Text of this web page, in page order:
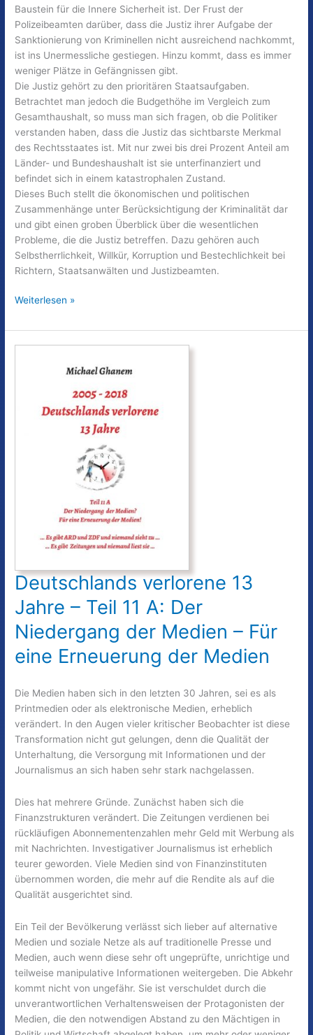
Baustein für die Innere Sicherheit ist. Der Frust der
Polizeibeamten darüber, dass die Justiz ihrer Aufgabe der
Sanktionierung von Kriminellen nicht ausreichend nachkommt,
ist ins Unermessliche gestiegen. Hinzu kommt, dass es immer
weniger Plätze in Gefängnissen gibt.
Die Justiz gehört zu den prioritären Staatsaufgaben.
Betrachtet man jedoch die Budgethöhe im Vergleich zum
Gesamthaushalt, so muss man sich fragen, ob die Politiker
verstanden haben, dass die Justiz das sichtbarste Merkmal
des Rechtsstaates ist. Mit nur zwei bis drei Prozent Anteil am
Länder- und Bundeshaushalt ist sie unterfinanziert und
befindet sich in einem katastrophalen Zustand.
Dieses Buch stellt die ökonomischen und politischen
Zusammenhänge unter Berücksichtigung der Kriminalität dar
und gibt einen groben Überblick über die wesentlichen
Probleme, die die Justiz betreffen. Dazu gehören auch
Selbstherrlichkeit, Willkür, Korruption und Bestechlichkeit bei
Richtern, Staatsanwälten und Justizbeamten.
Deutschlands
13
Jahre
Weiterlesen »
Deutschlands verlorene 13
Jahre – Teil 11 A: Der
Niedergang der Medien – Für
eine Erneuerung der Medien
Die Medien haben sich in den letzten 30 Jahren, sei es als
Printmedien oder als elektronische Medien, erheblich
verändert. In den Augen vieler kritischer Beobachter ist diese
Transformation nicht gut gelungen, denn die Qualität der
Unterhaltung, die Versorgung mit Informationen und der
Journalismus an sich haben sehr stark nachgelassen.
Dies hat mehrere Gründe. Zunächst haben sich die
Finanzstrukturen verändert. Die Zeitungen verdienen bei
rückläufigen Abonnementenzahlen mehr Geld mit Werbung als
mit Nachrichten. Investigativer Journalismus ist erheblich
teurer geworden. Viele Medien sind von Finanzinstituten
übernommen worden, die mehr auf die Rendite als auf die
Qualität ausgerichtet sind.
Ein Teil der Bevölkerung verlässt sich lieber auf alternative
Medien und soziale Netze als auf traditionelle Presse und
Medien, auch wenn diese sehr oft ungeprüfte, unrichtige und
teilweise manipulative Informationen weitergeben. Die Abkehr
kommt nicht von ungefähr. Sie ist verschuldet durch die
unverantwortlichen Verhaltensweisen der Protagonisten der
Medien, die den notwendigen Abstand zu den Mächtigen in